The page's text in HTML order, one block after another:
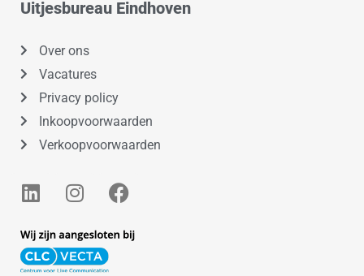
Uitjesbureau Eindhoven
Over ons
Vacatures
Privacy policy
Inkoopvoorwaarden
Verkoopvoorwaarden
L
i
k
e
I
n
t
a
F
a
e